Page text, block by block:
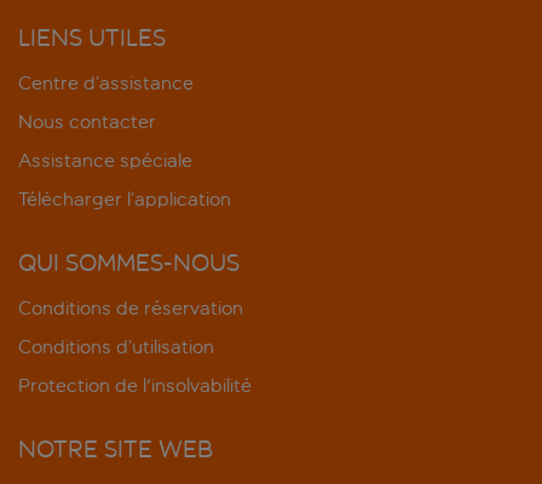
LIENS UTILES
Centre d’assistance
Nous contacter
Assistance spéciale
Télécharger l’application
QUI SOMMES-NOUS
Conditions de réservation
Conditions d’utilisation
Protection de l'insolvabilité
NOTRE SITE WEB